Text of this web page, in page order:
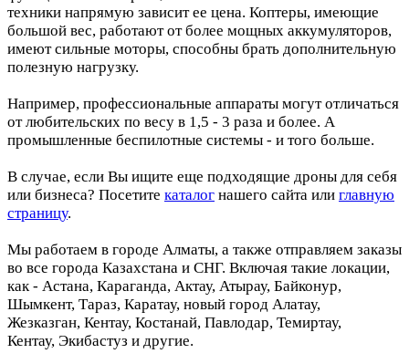
техники напрямую зависит ее цена. Коптеры, имеющие
большой вес, работают от более мощных аккумуляторов,
имеют сильные моторы, способны брать дополнительную
полезную нагрузку.
Например, профессиональные аппараты могут отличаться
от любительских по весу в 1,5 - 3 раза и более. А
промышленные беспилотные системы - и того больше.
В случае, если Вы ищите еще подходящие дроны для себя
или бизнеса? Посетите каталог нашего сайта или главную
страницу.
Мы работаем в городе Алматы, а также отправляем заказы
во все города Казахстана и СНГ. Включая такие локации,
как - Астана, Караганда, Актау, Атырау, Байконур,
Шымкент, Тараз, Каратау, новый город Алатау,
Жезказган, Кентау, Костанай, Павлодар, Темиртау,
Кентау, Экибастуз и другие.